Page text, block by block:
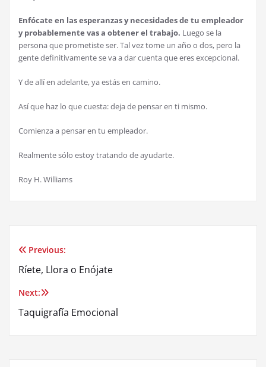
Enfócate en las esperanzas y necesidades de tu empleador
y probablemente vas a obtener el trabajo. Luego se la
persona que prometiste ser. Tal vez tome un año o dos, pero la
gente definitivamente se va a dar cuenta que eres excepcional.
Y de allí en adelante, ya estás en camino.
Así que haz lo que cuesta: deja de pensar en ti mismo.
Comienza a pensar en tu empleador.
Realmente sólo estoy tratando de ayudarte.
Roy H. Williams
Post
navigation
Previous:
Ríete, Llora o Enójate
Next:
Taquigrafía Emocional